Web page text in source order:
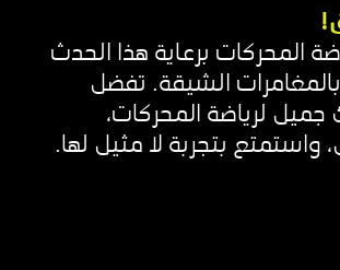
المحركات برعاية هذا الحدث
الشيقة. تفضل
جميل لرياضة المحركات،
واستمتع بتجربة لا مثيل لها.